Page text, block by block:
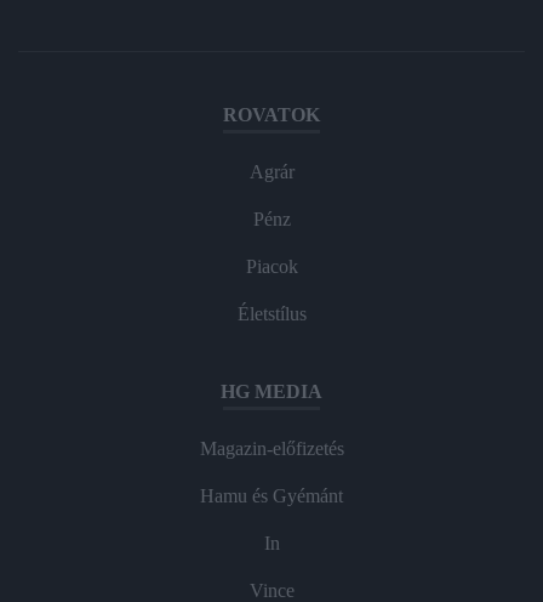
ROVATOK
Agrár
Pénz
Piacok
Életstílus
HG MEDIA
Magazin-előfizetés
Hamu és Gyémánt
In
Vince